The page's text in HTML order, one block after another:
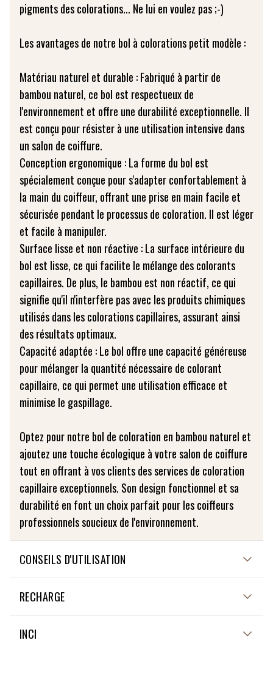
pigments des colorations... Ne lui en voulez pas ;-)
Les avantages de notre bol à colorations petit modèle :
Matériau naturel et durable : Fabriqué à partir de
bambou naturel, ce bol est respectueux de
l'environnement et offre une durabilité exceptionnelle. Il
est conçu pour résister à une utilisation intensive dans
un salon de coiffure.
Conception ergonomique : La forme du bol est
spécialement conçue pour s'adapter confortablement à
la main du coiffeur, offrant une prise en main facile et
sécurisée pendant le processus de coloration. Il est léger
et facile à manipuler.
Surface lisse et non réactive : La surface intérieure du
bol est lisse, ce qui facilite le mélange des colorants
capillaires. De plus, le bambou est non réactif, ce qui
signifie qu'il n'interfère pas avec les produits chimiques
utilisés dans les colorations capillaires, assurant ainsi
des résultats optimaux.
Capacité adaptée : Le bol offre une capacité généreuse
pour mélanger la quantité nécessaire de colorant
capillaire, ce qui permet une utilisation efficace et
minimise le gaspillage.
Optez pour notre bol de coloration en bambou naturel et
ajoutez une touche écologique à votre salon de coiffure
tout en offrant à vos clients des services de coloration
capillaire exceptionnels. Son design fonctionnel et sa
durabilité en font un choix parfait pour les coiffeurs
professionnels soucieux de l'environnement.
CONSEILS D'UTILISATION
Entretien : Pour entretenir durablement votre bol, évitez
de le laisser rempli d'eau ! Pour un entretien facile et
respectueux, nettoyer le avec une éponge douce et un
RECHARGE
NON APPLICABLE
INCI